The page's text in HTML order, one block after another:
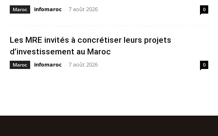
Maroc infomaroc - 7 août 2026 0
Les MRE invités à concrétiser leurs projets
d’investissement au Maroc
Maroc infomaroc - 7 août 2026 0